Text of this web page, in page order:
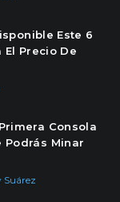
Este 6
El Precio De
Consola
Podrás Minar
Suárez